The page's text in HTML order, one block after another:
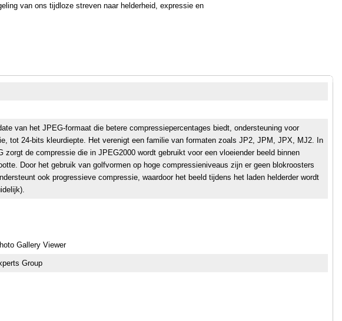
van ons tijdloze streven naar helderheid, expressie en
van het JPEG-formaat die betere compressiepercentages biedt, ondersteuning voor
tot 24-bits kleurdiepte. Het verenigt een familie van formaten zoals JP2, JPM, JPX, MJ2. In
zorgt de compressie die in JPEG2000 wordt gebruikt voor een vloeiender beeld binnen
Door het gebruik van golfvormen op hoge compressieniveaus zijn er geen blokroosters
ook progressieve compressie, waardoor het beeld tijdens het laden helderder wordt
Gallery Viewer
Group